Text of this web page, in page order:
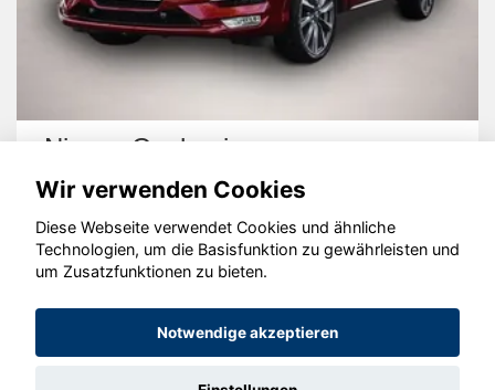
Nissan Qashqai
© konjunkturmotor.de GmbH 2020 - 2026
Wir verwenden Cookies
Diese Webseite verwendet Cookies und ähnliche
Technologien, um die Basisfunktion zu gewährleisten und
um Zusatzfunktionen zu bieten.
Notwendige akzeptieren